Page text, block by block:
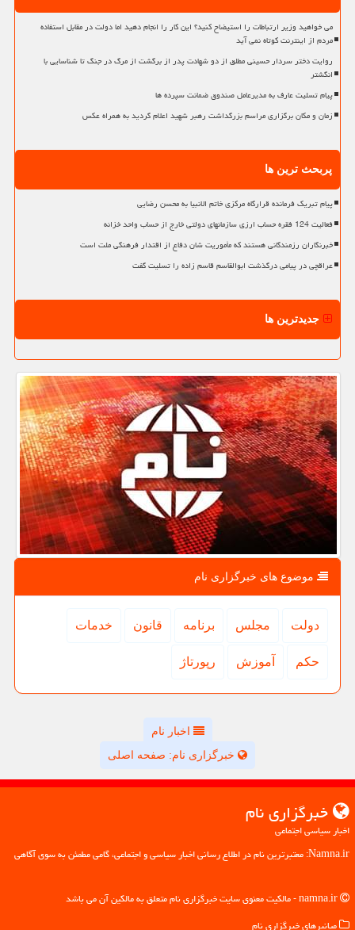
می خواهید وزیر ارتباطات را استیضاح کنید؟ این کار را انجام دهید اما دولت در مقابل استفاده
مردم از اینترنت کوتاه نمی آید
روایت دختر سردار حسینی مطلق از دو شهادت پدر از برگشت از مرگ در جنگ تا شناسایی با
انگشتر
پیام تسلیت عارف به مدیرعامل صندوق ضمانت سپرده ها
زمان و مکان برگزاری مراسم بزرگداشت رهبر شهید اعلام گردید به همراه عکس
پربحث ترین ها
پیام تبریک فرمانده قرارگاه مرکزی خاتم الانبیا به محسن رضایی
فعالیت 124 فقره حساب ارزی سازمانهای دولتی خارج از حساب واحد خزانه
خبرنگاران رزمندگانی هستند که مأموریت شان دفاع از اقتدار فرهنگی ملت است
عراقچی در پیامی درگذشت ابوالقاسم قاسم زاده را تسلیت گفت
جدیدترین ها
موضوع های خبرگزاری نام
دولت مجلس برنامه قانون خدمات
حكم آموزش رپورتاژ
اخبار نام
خبرگزاری نام: صفحه اصلی
خبرگزاری نام
اخبار سیاسی اجتماعی
Namna.ir: معتبرترین نام در اطلاع رسانی اخبار سیاسی و اجتماعی، گامی مطمئن به سوی آگاهی
میانبرهای خبرگزاری نام